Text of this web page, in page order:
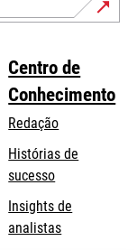
Centro de
Conhecimento
Redação
Histórias de
sucesso
Insights de
analistas